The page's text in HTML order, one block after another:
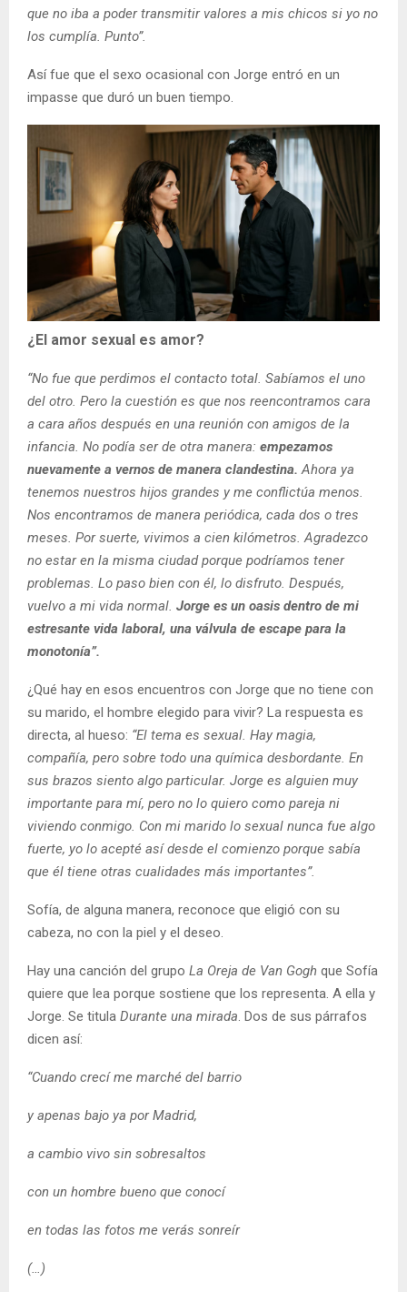
que no iba a poder transmitir valores a mis chicos si yo no
los cumplía. Punto”.
Así fue que el sexo ocasional con Jorge entró en un
impasse que duró un buen tiempo.
¿El amor sexual es amor?
“No fue que perdimos el contacto total. Sabíamos el uno
del otro. Pero la cuestión es que nos reencontramos cara
a cara años después en una reunión con amigos de la
infancia. No podía ser de otra manera: empezamos
nuevamente a vernos de manera clandestina. Ahora ya
tenemos nuestros hijos grandes y me conflictúa menos.
Nos encontramos de manera periódica, cada dos o tres
meses. Por suerte, vivimos a cien kilómetros. Agradezco
no estar en la misma ciudad porque podríamos tener
problemas. Lo paso bien con él, lo disfruto. Después,
vuelvo a mi vida normal. Jorge es un oasis dentro de mi
estresante vida laboral, una válvula de escape para la
monotonía”.
¿Qué hay en esos encuentros con Jorge que no tiene con
su marido, el hombre elegido para vivir? La respuesta es
directa, al hueso: “El tema es sexual. Hay magia,
compañía, pero sobre todo una química desbordante. En
sus brazos siento algo particular. Jorge es alguien muy
importante para mí, pero no lo quiero como pareja ni
viviendo conmigo. Con mi marido lo sexual nunca fue algo
fuerte, yo lo acepté así desde el comienzo porque sabía
que él tiene otras cualidades más importantes”.
Sofía, de alguna manera, reconoce que eligió con su
cabeza, no con la piel y el deseo.
Hay una canción del grupo La Oreja de Van Gogh que Sofía
quiere que lea porque sostiene que los representa. A ella y
Jorge. Se titula Durante una mirada. Dos de sus párrafos
dicen así:
“Cuando crecí me marché del barrio
y apenas bajo ya por Madrid,
a cambio vivo sin sobresaltos
con un hombre bueno que conocí
en todas las fotos me verás sonreír
(…)